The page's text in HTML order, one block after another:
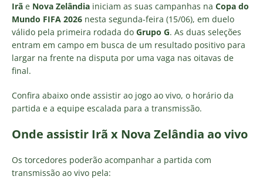
Irã e Nova Zelândia iniciam as suas campanhas na Copa do
Mundo FIFA 2026 nesta segunda-feira (15/06), em duelo
válido pela primeira rodada do Grupo G. As duas seleções
entram em campo em busca de um resultado positivo para
largar na frente na disputa por uma vaga nas oitavas de
final.
Confira abaixo onde assistir ao jogo ao vivo, o horário da
partida e a equipe escalada para a transmissão.
Onde assistir Irã x Nova Zelândia ao vivo
Os torcedores poderão acompanhar a partida com
transmissão ao vivo pela: